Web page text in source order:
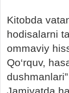
Kitobda
hodisalarni
ommaviy
Qo‘rquv,